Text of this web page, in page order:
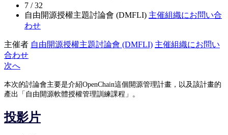
7 / 32
自由開源授權主題討論會 (DMFLI) 主催組織にお問い合
わせ
主催者 自由開源授權主題討論會 (DMFLI) 主催組織にお問い
合わせ
次へ
本次的討論會主要是介紹OpenChain這個開源管理計畫，以及該計畫的
產出「自由開源軟體授權管理訓練課程」。
投影片